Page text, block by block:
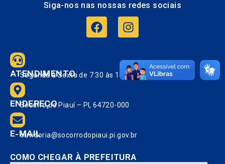
Siga-nos nas nossas redes sociais
ATENDIMENTO
Segunda à Sexta de 7:30 às 13:30.
ENDEREÇO
Socorro do Piauí – PI, 64720-000
E-MAIL
ouvidoria@socorrodopiaui.pi.gov.br
COMO CHEGAR À PREFEITURA